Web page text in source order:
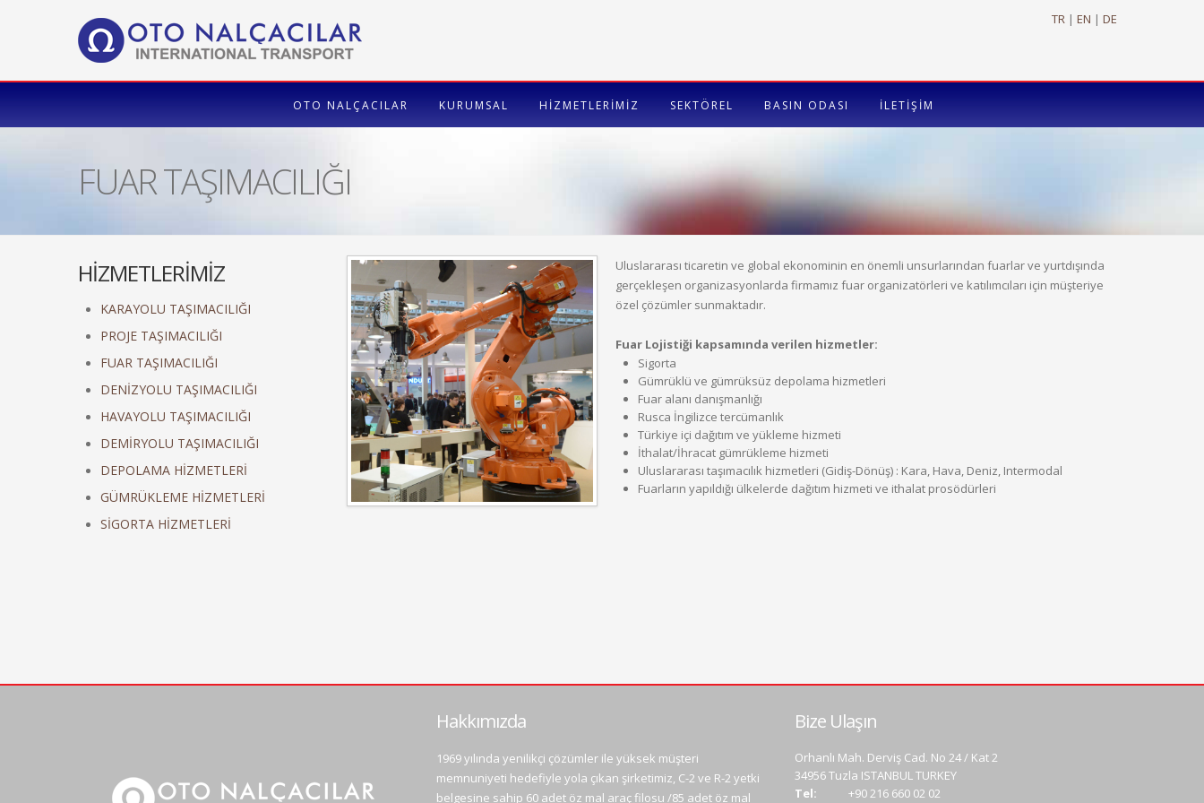
TR | EN | DE
OTO NALÇACILAR KURUMSAL HİZMETLERİMİZ SEKTÖREL BASIN ODASI İLETİŞİM
FUAR TAŞIMACILIĞI
HİZMETLERİMİZ
KARAYOLU TAŞIMACILIĞI
PROJE TAŞIMACILIĞI
FUAR TAŞIMACILIĞI
DENİZYOLU TAŞIMACILIĞI
HAVAYOLU TAŞIMACILIĞI
DEMİRYOLU TAŞIMACILIĞI
DEPOLAMA HİZMETLERİ
GÜMRÜKLEME HİZMETLERİ
SİGORTA HİZMETLERİ
Uluslararası ticaretin ve global ekonominin en önemli unsurlarından fuarlar ve yurtdışında
gerçekleşen organizasyonlarda firmamız fuar organizatörleri ve katılımcıları için müşteriye
özel çözümler sunmaktadır.
Fuar Lojistiği kapsamında verilen hizmetler:
Sigorta
Gümrüklü ve gümrüksüz depolama hizmetleri
Fuar alanı danışmanlığı
Rusca İngilizce tercümanlık
Türkiye içi dağıtım ve yükleme hizmeti
İthalat/İhracat gümrükleme hizmeti
Uluslararası taşımacılık hizmetleri (Gidiş-Dönüş) : Kara, Hava, Deniz, Intermodal
Fuarların yapıldığı ülkelerde dağıtım hizmeti ve ithalat prosödürleri
Hakkımızda
1969 yılında yenilikçi çözümler ile yüksek müşteri
memnuniyeti hedefiyle yola çıkan şirketimiz, C-2 ve R-2 yetki
belgesine sahip 60 adet öz mal araç filosu /85 adet öz mal
Bize Ulaşın
Orhanlı Mah. Derviş Cad. No 24 / Kat 2
34956 Tuzla ISTANBUL TURKEY
Tel:
+90 216 660 02 02